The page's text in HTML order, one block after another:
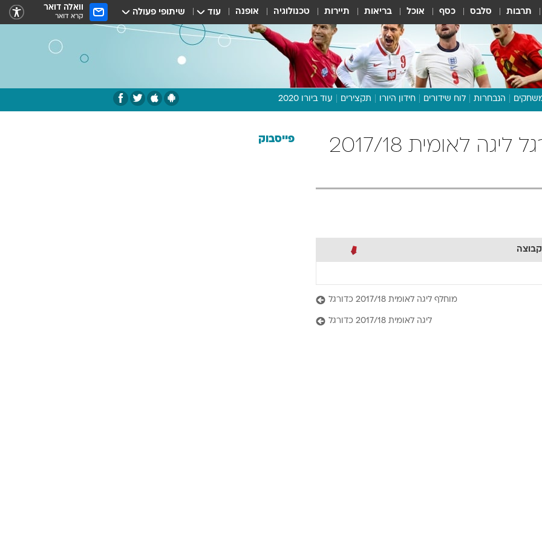
תרבות סלבס כסף אוכל בריאות תיירות טכנולוגיה אופנה עוד שיתופי פעולה וואלה דואר
קרא דואר
הנבחרות לוח שידורים חידון היורו תקצירים עוד ביורו 2020
תכנית היורוהפועל עפולה כדורגל ליגה לאומית 2017/18
קבוצה
מוחלף ליגה לאומית 2017/18 כדורגל
ליגה לאומית 2017/18 כדורגל
פייסבוק